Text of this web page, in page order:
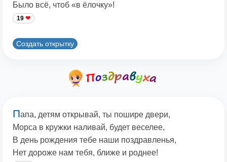
Было всё, чтоб «в ёлочку»!
19
Создать открытку
Папа, детям открывай, ты пошире двери,
Морса в кружки наливай, будет веселее,
В день рождения тебе наши поздравленья,
Нет дороже нам тебя, ближе и роднее!